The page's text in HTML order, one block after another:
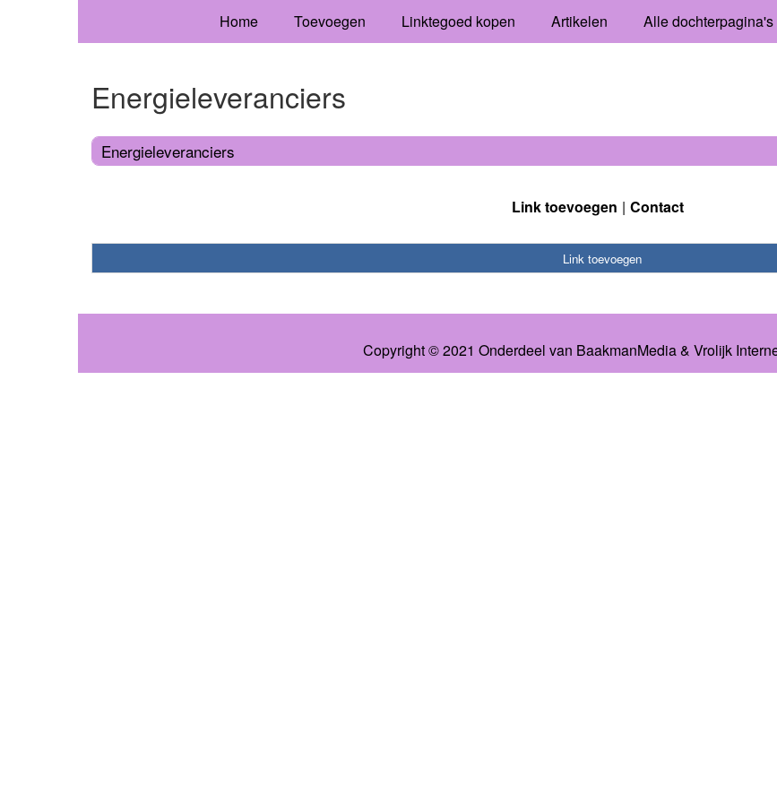
Home Toevoegen Linktegoed kopen Artikelen Alle dochterpagina's
Energieleveranciers
Energieleveranciers
Link toevoegen Contact
Link toevoegen
Copyright © 2021 Onderdeel van BaakmanMedia& Vrolijk